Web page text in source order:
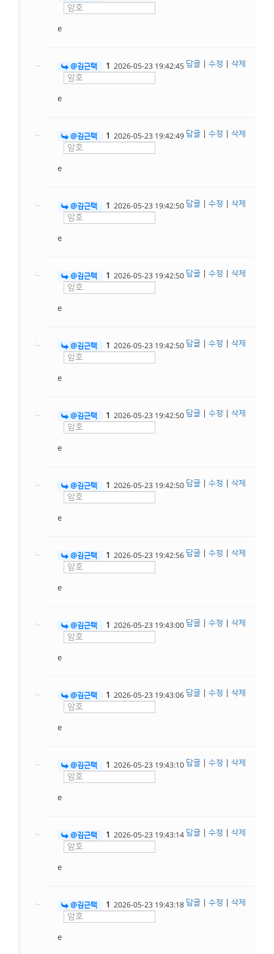
e
@김근택 1 2026-05-23 19:42:45
e
답글 수정 삭제
@김근택 1 2026-05-23 19:42:49
e
답글 수정 삭제
@김근택 1 2026-05-23 19:42:50
e
답글 수정 삭제
@김근택 1 2026-05-23 19:42:50
e
답글 수정 삭제
@김근택 1 2026-05-23 19:42:50
e
답글 수정 삭제
@김근택 1 2026-05-23 19:42:50
e
답글 수정 삭제
@김근택 1 2026-05-23 19:42:50
e
답글 수정 삭제
@김근택 1 2026-05-23 19:42:56
e
답글 수정 삭제
@김근택 1 2026-05-23 19:43:00
e
답글 수정 삭제
@김근택 1 2026-05-23 19:43:06
e
답글 수정 삭제
@김근택 1 2026-05-23 19:43:10
e
답글 수정 삭제
@김근택 1 2026-05-23 19:43:14
e
답글 수정 삭제
@김근택 1 2026-05-23 19:43:18
e
답글 수정 삭제